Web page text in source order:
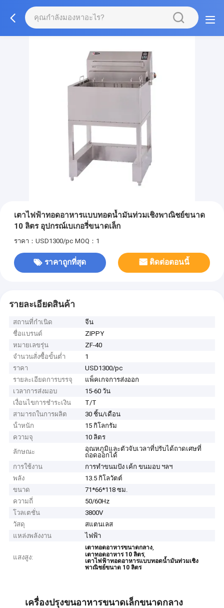
เตาไฟฟ้าทอดอาหารแบบทอดน้ำมันท่วมเชิงพาณิชย์ขนาด
10 ลิตร อุปกรณ์เบเกอรี่ขนาดเล็ก
ราคา：USD1300/pc MOQ：1
ราคาถูกที่สุด ติดต่อตอนนี้
รายละเอียดสินค้า
สถานที่กำเนิด
จีน
ชื่อแบรนด์
ZIPPY
หมายเลขรุ่น
ZF-40
จำนวนสั่งซื้อขั้นต่ำ
1
ราคา
USD1300/pc
รายละเอียดการบรรจุ
แพ็คเกจการส่งออก
เวลาการส่งมอบ
15-60 วัน
เงื่อนไขการชำระเงิน
T/T
สามารถในการผลิต
30 ชิ้น/เดือน
น้ําหนัก
15 กิโลกรัม
ความจุ
10 ลิตร
ลักษณะ
อุณหภูมิและตัวจับเวลาที่ปรับได้ถาดเศษที่
ถอดออกได้
การใช้งาน
การทำขนมปัง เค้ก ขนมอบ ฯลฯ
พลัง
13.5 กิโลวัตต์
ขนาด
71*66*118 ซม.
ความถี่
50/60Hz
โวลเตชั่น
3800V
วัสดุ
สแตนเลส
แหล่งพลังงาน
ไฟฟ้า
แสงสูง:
เตาทอดอาหารขนาดกลาง,
เตาทอดอาหาร 10 ลิตร,
เตาไฟฟ้าทอดอาหารแบบทอดน้ำมันท่วมเชิง
พาณิชย์ขนาด 10 ลิตร
เครื่องปรุงขนอาหารขนาดเล็กขนาดกลาง